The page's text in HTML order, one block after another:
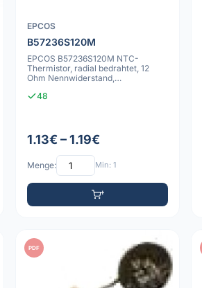
EPCOS
B57236S120M
EPCOS B57236S120M NTC-
Thermistor, radial bedrahtet, 12
Ohm Nennwiderstand,
48
1.13€ – 1.19€
Menge: Min: 1
PDF